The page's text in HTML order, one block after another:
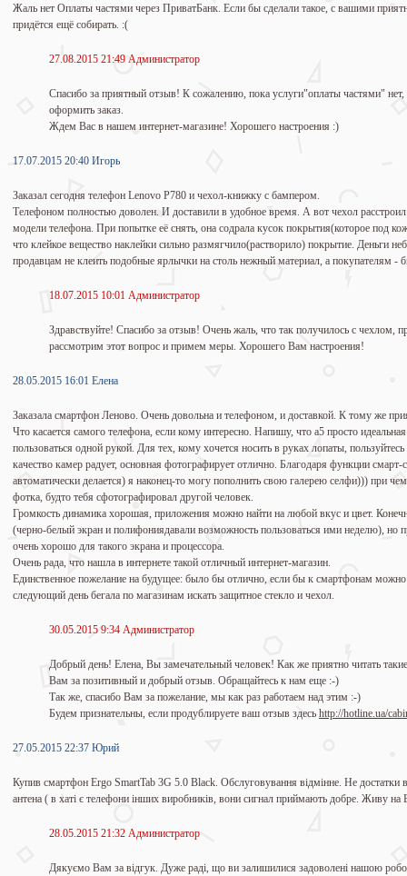
Жаль нет Оплаты частями через ПриватБанк. Если бы сделали такое, с вашими
придётся ещё собирать. :(
27.08.2015 21:49 Администратор
Спасибо за приятный отзыв! К сожалению, пока услуги"оплаты частями"
оформить заказ.
Ждем Вас в нашем интернет-магазине! Хорошего настроения :)
17.07.2015 20:40 Игорь
Заказал сегодня телефон Lenovo P780 и чехол-книжку с бампером.
Телефоном полностью доволен. И доставили в удобное время. А вот чехол
модели телефона. При попытке её снять, она содрала кусок покрытия(которое под
что клейкое вещество наклейки сильно размягчило(растворило) покрытие. Деньги
продавцам не клеить подобные ярлычки на столь нежный материал, а покупателям -
18.07.2015 10:01 Администратор
Здравствуйте! Спасибо за отзыв! Очень жаль, что так получилось с чехлом,
рассмотрим этот вопрос и примем меры. Хорошего Вам настроения!
28.05.2015 16:01 Елена
Заказала смартфон Леново. Очень довольна и телефоном, и доставкой. К тому же
Что касается самого телефона, если кому интересно. Напишу, что a5 просто
пользоваться одной рукой. Для тех, кому хочется носить в руках лопаты,
качество камер радует, основная фотографирует отлично. Благодаря функции
автоматически делается) я наконец-то могу пополнить свою галерею селфи))) при
фотка, будто тебя сфотографировал другой человек.
Громкость динамика хорошая, приложения можно найти на любой вкус и цвет.
(черно-белый экран и полифониядавали возможность пользоваться ими неделю), но
очень хорошо для такого экрана и процессора.
Очень рада, что нашла в интернете такой отличный интернет-магазин.
Единственное пожелание на будущее: было бы отлично, если бы к смартфонам
следующий день бегала по магазинам искать защитное стекло и чехол.
30.05.2015 9:34 Администратор
Добрый день! Елена, Вы замечательный человек! Как же приятно читать
Вам за позитивный и добрый отзыв. Обращайтесь к нам еще :-)
Так же, спасибо Вам за пожелание, мы как раз работаем над этим :-)
Будем признательны, если продублируете ваш отзыв здесь http://hotline.ua/
27.05.2015 22:37 Юрий
Купив смартфон Ergo SmartTab 3G 5.0 Black. Обслуговування відмінне. Не достатки
антена ( в хаті є телефони інших виробників, вони сигнал приймають добре. Живу на
28.05.2015 21:32 Администратор
Дякуємо Вам за відгук. Дуже раді, що ви залишилися задоволені нашою